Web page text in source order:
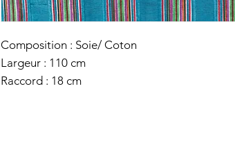
Composition : Soie/ Coton
Largeur : 110 cm
Raccord : 18 cm